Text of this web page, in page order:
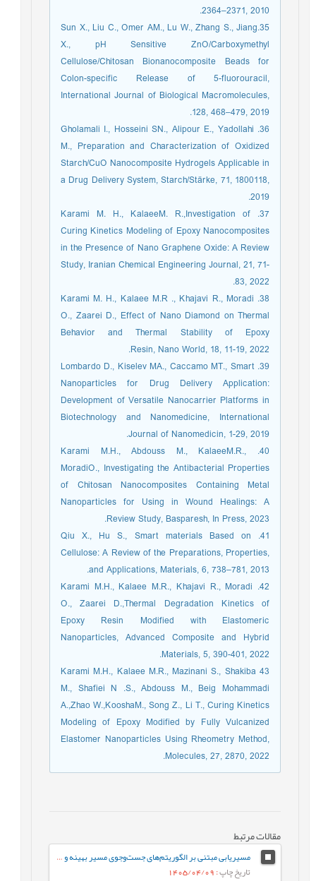
2364–2371, 2010.
35.Sun X., Liu C., Omer AM., Lu W., Zhang S., Jiang
X., pH Sensitive ZnO/Carboxymethyl
Cellulose/Chitosan Bionanocomposite Beads for
Colon-specific Release of 5-fluorouracil,
International Journal of Biological Macromolecules,
128, 468–479, 2019.
36. Gholamali I., Hosseini SN., Alipour E., Yadollahi
M., Preparation and Characterization of Oxidized
Starch/CuO Nanocomposite Hydrogels Applicable in
a Drug Delivery System, Starch/Stärke, 71, 1800118,
2019.
37. Karami M. H., KalaeeM. R.,Investigation of
Curing Kinetics Modeling of Epoxy Nanocomposites
in the Presence of Nano Graphene Oxide: A Review
Study, Iranian Chemical Engineering Journal, 21, 71-
83, 2022.
38. Karami M. H., Kalaee M.R ., Khajavi R., Moradi
O., Zaarei D., Effect of Nano Diamond on Thermal
Behavior and Thermal Stability of Epoxy
Resin, Nano World, 18, 11-19, 2022.
39. Lombardo D., Kiselev MA., Caccamo MT., Smart
Nanoparticles for Drug Delivery Application:
Development of Versatile Nanocarrier Platforms in
Biotechnology and Nanomedicine, International
Journal of Nanomedicin, 1-29, 2019.
40. Karami M.H., Abdouss M., KalaeeM.R.,
MoradiO., Investigating the Antibacterial Properties
of Chitosan Nanocomposites Containing Metal
Nanoparticles for Using in Wound Healings: A
Review Study, Basparesh, In Press, 2023.
41. Qiu X., Hu S., Smart materials Based on
Cellulose: A Review of the Preparations, Properties,
and Applications, Materials, 6, 738–781, 2013.
42. Karami M.H., Kalaee M.R., Khajavi R., Moradi
O., Zaarei D.,Thermal Degradation Kinetics of
Epoxy Resin Modified with Elastomeric
Nanoparticles, Advanced Composite and Hybrid
Materials, 5, 390-401, 2022.
43 Karami M.H., Kalaee M.R., Mazinani S., Shakiba
M., Shafiei N .S., Abdouss M., Beig Mohammadi
A.,Zhao W.,KooshaM., Song Z., Li T., Curing Kinetics
Modeling of Epoxy Modified by Fully Vulcanized
Elastomer Nanoparticles Using Rheometry Method,
Molecules, 27, 2870, 2022.
مقالات مرتبط
مسیریابی مبتنی بر الگوریتم‌های جست‌وجوی مسیر بهینه و هموارسازی برای ربات‌های نرم پلیمری در محیط ایستا
تاریخ چاپ: 1405/04/09